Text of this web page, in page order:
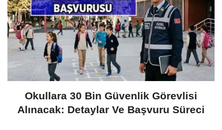
Okullara 30 Bin Güvenlik Görevlisi
Alınacak: Detaylar Ve Başvuru Süreci